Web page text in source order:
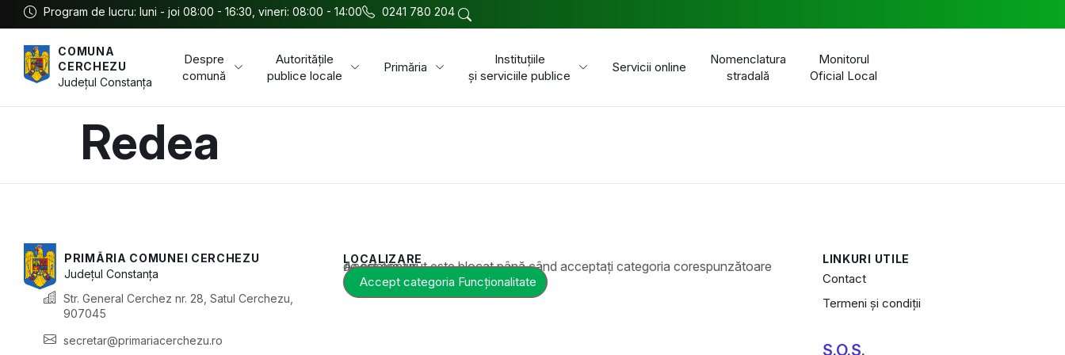
Program de lucru: luni - joi 08:00 - 16:30, vineri: 08:00 - 14:00 0241 780 204
COMUNA
CERCHEZU
JudețulConstanța
Despre
comună
Autoritățile
publice locale
Primăria
Instituțiile
și serviciile publice
Servicii online
Nomenclatura
stradală
Monitorul
Oficial Local
Redea
PRIMĂRIA COMUNEI CERCHEZU
JudețulConstanța
Str. General Cerchez nr. 28, Satul Cerchezu,
907045
secretar@primariacerchezu.ro
LOCALIZARE
Acest conținut este blocat până când acceptați categoria corespunzătoare de cookie-uri.
Accept categoria Funcționalitate
LINKURI UTILE
Contact
Termeni și condiții
S.O.S.